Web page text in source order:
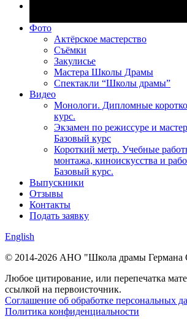
Фото
Актёрское мастерство
Съёмки
Закулисье
Мастера Школы Драмы
Спектакли “Школы драмы”
Видео
Монологи. Дипломные
курс.
Экзамен по режиссуре и
Базовый курс
Короткий метр. Учебные
монтажа, киноискусства и
Базовый курс.
Выпускники
Отзывы
Контакты
Подать заявку
English
© 2014-2026 АНО "Школа драмы Германа
Любое цитирование, или перепечатка
ссылкой на первоисточник.
Соглашение об обработке персональных
Политика конфиденциальности